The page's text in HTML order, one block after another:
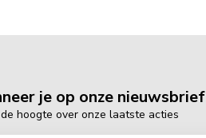
je op onze nieuwsbrief
hoogte over onze laatste acties